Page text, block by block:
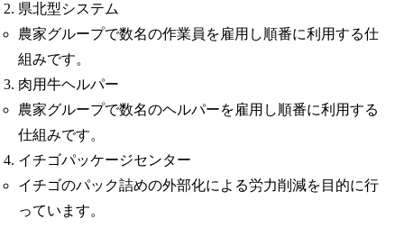
県北型システム
農家グループで数名の作業員を雇用し順番に利用する仕
組みです。
肉用牛ヘルパー
農家グループで数名のヘルパーを雇用し順番に利用する
仕組みです。
イチゴパッケージセンター
イチゴのパック詰めの外部化による労力削減を目的に行
っています。